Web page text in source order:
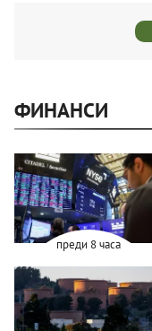
ФИНАНСИ
преди 8 часа